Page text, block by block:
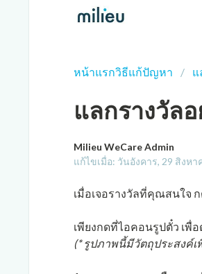
หน้าแรกวิธีแก้ปัญหา แ
แลกรางวัลอ
Milieu WeCare Admin
แก้ไขเมื่อ: วันอังคาร, 29 สิงหา
เมื่อเจอรางวัลที่คุณสนใจ
เพียงกดที่ไอคอนรูปตั๋ว เพื่
(* รูปภาพนี้มีวัตถุประสงค์